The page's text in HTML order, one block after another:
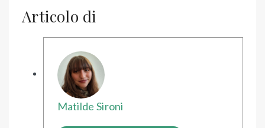
Articolo di
Matilde Sironi